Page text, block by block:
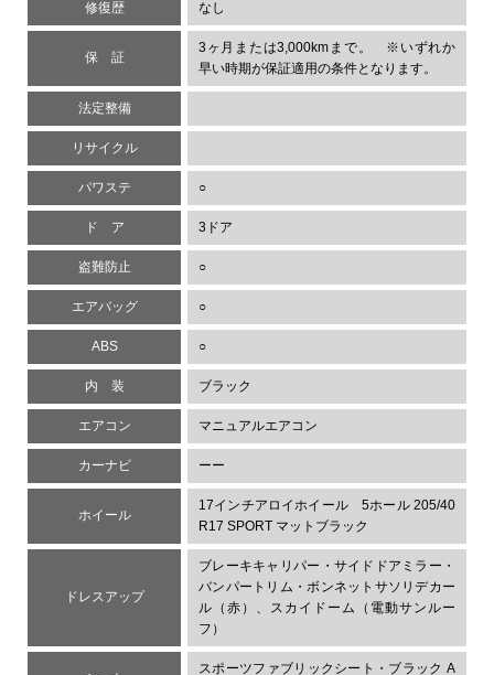
修復歴 なし
保 証
3ヶ月または3,000kmまで。 ※いずれか
早い時期が保証適用の条件となります。
法定整備
リサイクル
パワステ ○
ド ア 3ドア
盗難防止 ○
エアバッグ ○
ABS ○
内 装 ブラック
エアコン マニュアルエアコン
カーナビ ーー
ホイール
17インチアロイホイール 5ホール 205/40
R17 SPORT マットブラック
ドレスアップ
ブレーキキャリパー・サイドドアミラー・
バンパートリム・ボンネットサソリデカー
ル（赤）、スカイドーム（電動サンルー
フ）
スポーツファブリックシート・ブラック A